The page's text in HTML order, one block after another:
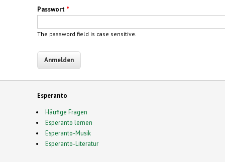
Passwort *
The password field is case sensitive.
Esperanto
Häufige Fragen
Esperanto lernen
Esperanto-Musik
Esperanto-Literatur